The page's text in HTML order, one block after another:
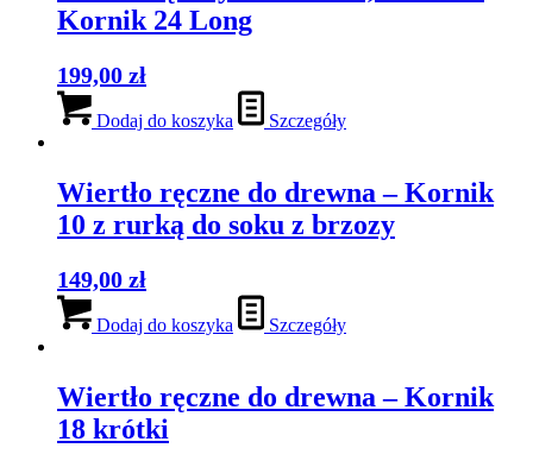
Kornik 24 Long
199,00 zł
Dodaj do koszyka Szczegóły
Wiertło ręczne do drewna – Kornik
10 z rurką do soku z brzozy
149,00 zł
Dodaj do koszyka Szczegóły
Wiertło ręczne do drewna – Kornik
18 krótki